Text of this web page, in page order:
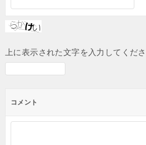
上に表示された文字を入力してくださ
コメント